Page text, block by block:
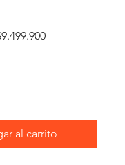
Precio
al carrito